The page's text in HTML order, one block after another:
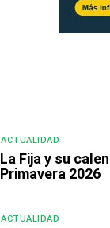
ACTUALIDAD
La Fija y su
Primavera 2026
ACTUALIDAD